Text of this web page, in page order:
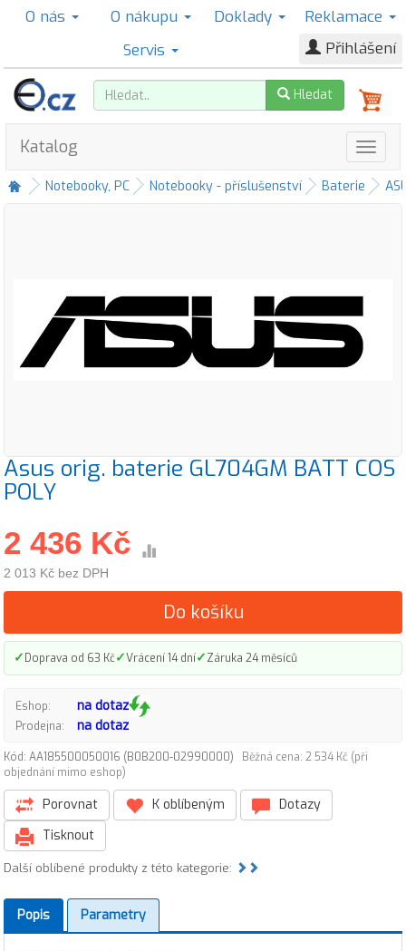
O nás O nákupu Doklady
Reklamace
Servis
Přihlášení
Hledat
Katalog
Notebooky, PC Notebooky - příslušenství Baterie
Asus orig. baterie GL704GM BATT COS
POLY
2 436 Kč
2 013 Kč bez DPH
Do košíku
✓Doprava od 63 Kč✓Vrácení 14 dní✓Záruka 24 měsíců
Eshop: na dotaz
Prodejna: na dotaz
Kód: AA185500050016 (B0B200-02990000)
Běžná cena: 2 534 Kč (při
objednání mimo eshop)
Porovnat K oblíbeným
Dotazy
Tisknout
Další oblíbené produkty z této kategorie:
Popis Parametry